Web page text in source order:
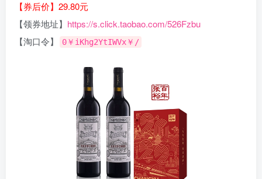
【券后价】29.80元
【领券地址】 https://s.click.taobao.com/526Fzbu
【淘口令】
0￥iKhg2YtIWVx￥/